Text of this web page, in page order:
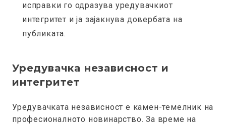
исправки го одразува уредувачкиот
интегритет и ја зајакнува довербата на
публиката.
Уредувачка независност и
интегритет
Уредувачката независност е камен-темелник на
професионалното новинарство. За време на